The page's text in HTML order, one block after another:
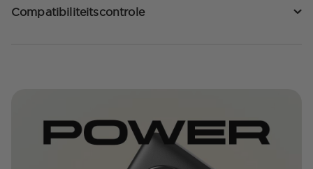
Compatibiliteitscontrole